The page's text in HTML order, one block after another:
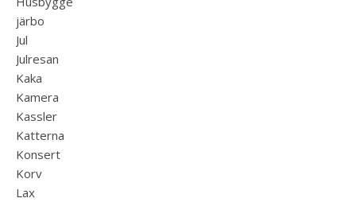
järbo
Jul
Julresan
Kaka
Kamera
Kassler
Katterna
Konsert
Korv
Lax